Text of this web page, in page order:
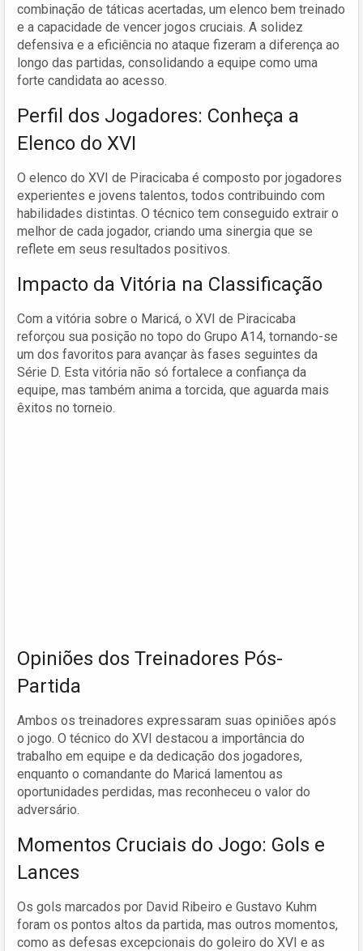
combinação de táticas acertadas, um elenco bem treinado
e a capacidade de vencer jogos cruciais. A solidez
defensiva e a eficiência no ataque fizeram a diferença ao
longo das partidas, consolidando a equipe como uma
forte candidata ao acesso.
Perfil dos Jogadores: Conheça a
Elenco do XVI
O elenco do XVI de Piracicaba é composto por jogadores
experientes e jovens talentos, todos contribuindo com
habilidades distintas. O técnico tem conseguido extrair o
melhor de cada jogador, criando uma sinergia que se
reflete em seus resultados positivos.
Impacto da Vitória na Classificação
Com a vitória sobre o Maricá, o XVI de Piracicaba
reforçou sua posição no topo do Grupo A14, tornando-se
um dos favoritos para avançar às fases seguintes da
Série D. Esta vitória não só fortalece a confiança da
equipe, mas também anima a torcida, que aguarda mais
êxitos no torneio.
Opiniões dos Treinadores Pós-
Partida
Ambos os treinadores expressaram suas opiniões após
o jogo. O técnico do XVI destacou a importância do
trabalho em equipe e da dedicação dos jogadores,
enquanto o comandante do Maricá lamentou as
oportunidades perdidas, mas reconheceu o valor do
adversário.
Momentos Cruciais do Jogo: Gols e
Lances
Os gols marcados por David Ribeiro e Gustavo Kuhm
foram os pontos altos da partida, mas outros momentos,
como as defesas excepcionais do goleiro do XVI e as